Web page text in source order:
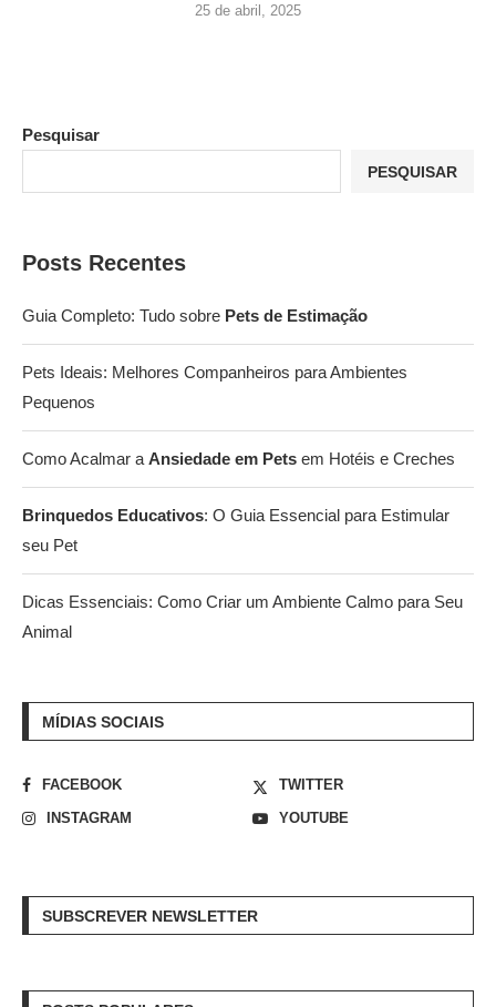
25 de abril, 2025
Pesquisar
PESQUISAR
Posts Recentes
Guia Completo: Tudo sobre Pets de Estimação
Pets Ideais: Melhores Companheiros para Ambientes
Pequenos
Como Acalmar a Ansiedade em Pets em Hotéis e Creches
Brinquedos Educativos: O Guia Essencial para Estimular
seu Pet
Dicas Essenciais: Como Criar um Ambiente Calmo para Seu
Animal
MÍDIAS SOCIAIS
FACEBOOK
TWITTER
INSTAGRAM
YOUTUBE
SUBSCREVER NEWSLETTER